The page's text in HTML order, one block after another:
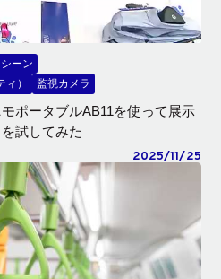
ーン
）
監視カメラ
ポータブルAB11を使って展示
試してみた
2025/11/25